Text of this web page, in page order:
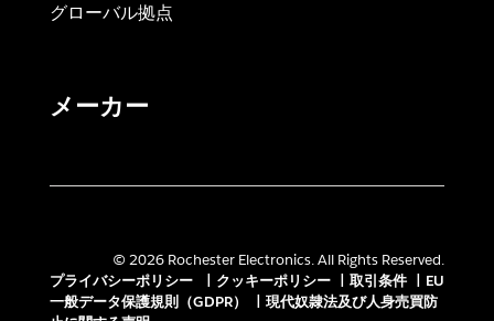
グローバル拠点
メーカー
© 2026 Rochester Electronics. All Rights Reserved.
プライバシーポリシー
クッキーポリシー 取引条件
EU
一般データ保護規則（GDPR）
現代奴隷法及び人身売買防